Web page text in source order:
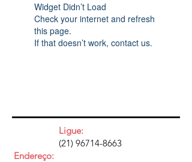
Widget Didn’t Load
Check your internet and refresh
this page.
If that doesn’t work, contact us.
Ligue:
(21) 96714-8663
Endereço: